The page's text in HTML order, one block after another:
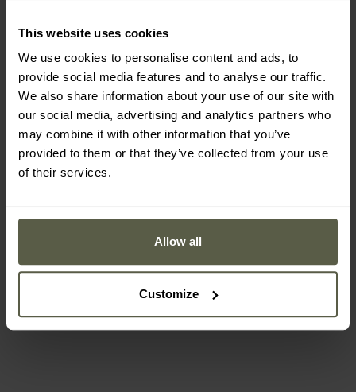
This website uses cookies
We use cookies to personalise content and ads, to
provide social media features and to analyse our traffic.
We also share information about your use of our site with
our social media, advertising and analytics partners who
may combine it with other information that you’ve
provided to them or that they’ve collected from your use
of their services.
Allow all
Customize
Combinezon Brandit
Tank Suit - Tactical Camo
Combinezon Brandit
388,83 Lei
523,04 Lei